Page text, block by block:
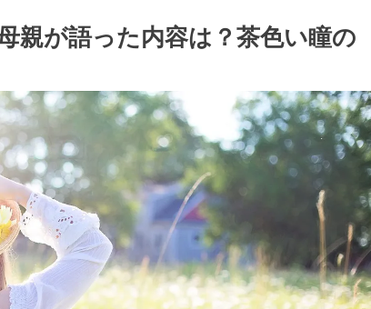
親が語った内容は？茶色い瞳の